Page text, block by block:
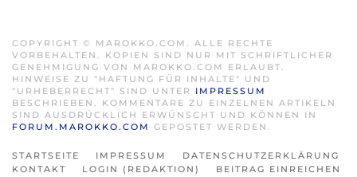
COPYRIGHT © MAROKKO.COM. ALLE RECHTE
VORBEHALTEN. KOPIEN SIND NUR MIT SCHRIFTLICHER
GENEHMIGUNG VON MAROKKO.COM ERLAUBT.
HINWEISE ZU "HAFTUNG FÜR INHALTE" UND
"URHEBERRECHT" SIND UNTER IMPRESSUM
BESCHRIEBEN. KOMMENTARE ZU EINZELNEN ARTIKELN
SIND AUSDRÜCKLICH ERWÜNSCHT UND KÖNNEN IN
FORUM.MAROKKO.COM GEPOSTET WERDEN.
STARTSEITE IMPRESSUM
DATENSCHUTZERKLÄRUNG
KONTAKT
LOGIN (REDAKTION) BEITRAG EINREICHEN